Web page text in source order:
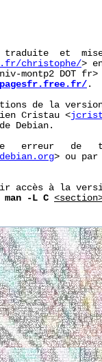
et
christophe/>
montp2 DOT
.
de la
Cristau <
Debian.
erreur   de
> ou par
accès à la
man -L C